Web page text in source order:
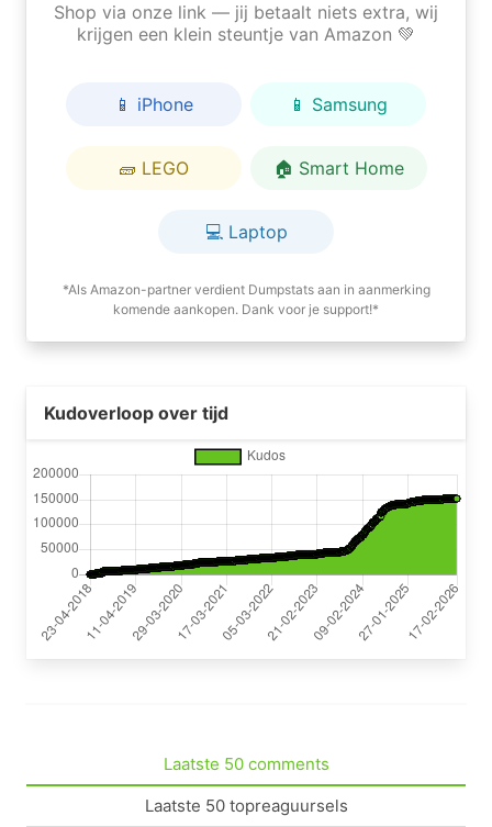
Shop via onze link — jij betaalt niets extra, wij
krijgen een klein steuntje van Amazon 💚
📱 iPhone 📱 Samsung
🧱 LEGO 🏠 Smart Home
💻 Laptop
*Als Amazon-partner verdient Dumpstats aan in aanmerking
komende aankopen. Dank voor je support!*
Kudoverloop over tijd
Laatste 50 comments
Laatste 50 topreaguursels